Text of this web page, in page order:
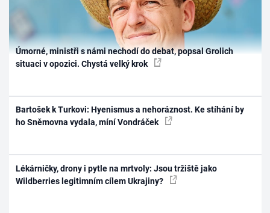
Úmorné, ministři s námi nechodí do debat, popsal Grolich
situaci v opozici. Chystá velký krok
Bartošek k Turkovi: Hyenismus a nehoráznost. Ke stíhání by
ho Sněmovna vydala, míní Vondráček
Lékárničky, drony i pytle na mrtvoly: Jsou tržiště jako
Wildberries legitimním cílem Ukrajiny?